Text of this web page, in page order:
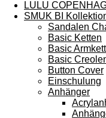
LULU
SMUK BI
Sandalen
Basic Ketten
Basic
Basic
Button Cover
Einschulung
Anhänger